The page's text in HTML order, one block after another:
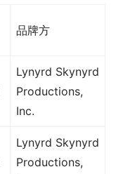
品牌方
Lynyrd Skynyrd
Productions,
Inc.
Lynyrd Skynyrd
Productions,